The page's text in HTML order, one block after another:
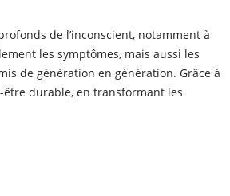
de l’inconscient, notamment à
les symptômes, mais aussi les
de génération en génération. Grâce à
être durable, en transformant les